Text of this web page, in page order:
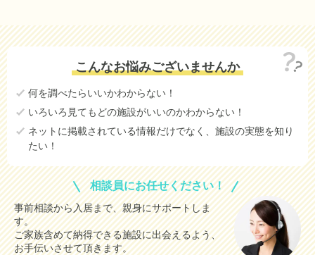
こんなお悩みございませんか
何を調べたらいいかわからない！
いろいろ見てもどの施設がいいのかわからない！
ネットに掲載されている情報だけでなく、施設の実態を知り
たい！
相談員にお任せください！
事前相談から入居まで、親身にサポートしま
す。
ご家族含めて納得できる施設に出会えるよう、
お手伝いさせて頂きます。